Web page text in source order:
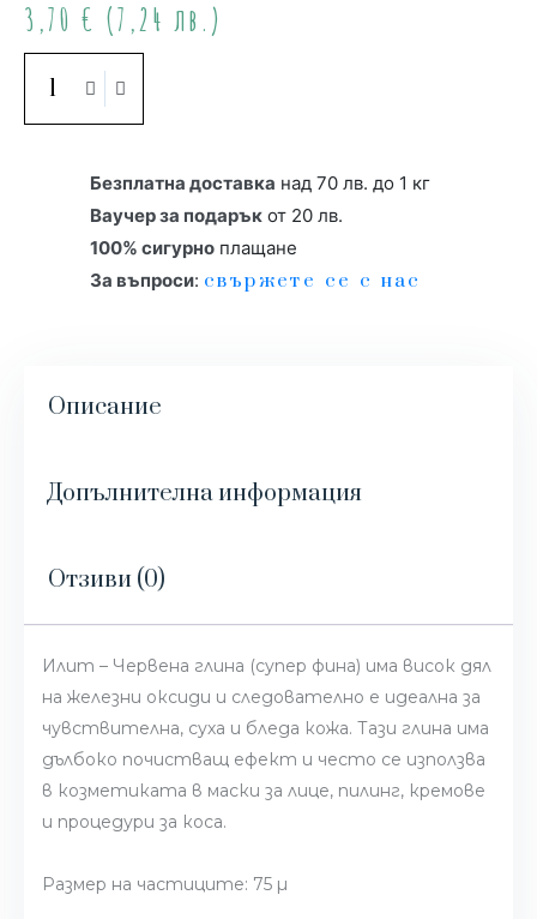
3,70 € (7,24 лв.)
Безплатна доставка над 70 лв. до 1 кг
Ваучер за подарък от 20 лв.
100% сигурно плащане
За въпроси: свържете се с нас
Описание
Допълнителна информация
Отзиви (0)
Илит – Червена глина (супер фина) има висок дял
на железни оксиди и следователно е идеална за
чувствителна, суха и бледа кожа. Тази глина има
дълбоко почистващ ефект и често се използва
в козметиката в маски за лице, пилинг, кремове
и процедури за коса.
Размер на частиците: 75 µ